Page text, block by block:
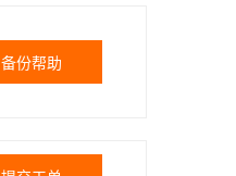
备份帮助